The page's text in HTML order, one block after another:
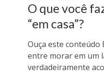
O que você
“em casa”?
Ouça este conteúdo
entre morar em um
verdadeiramente